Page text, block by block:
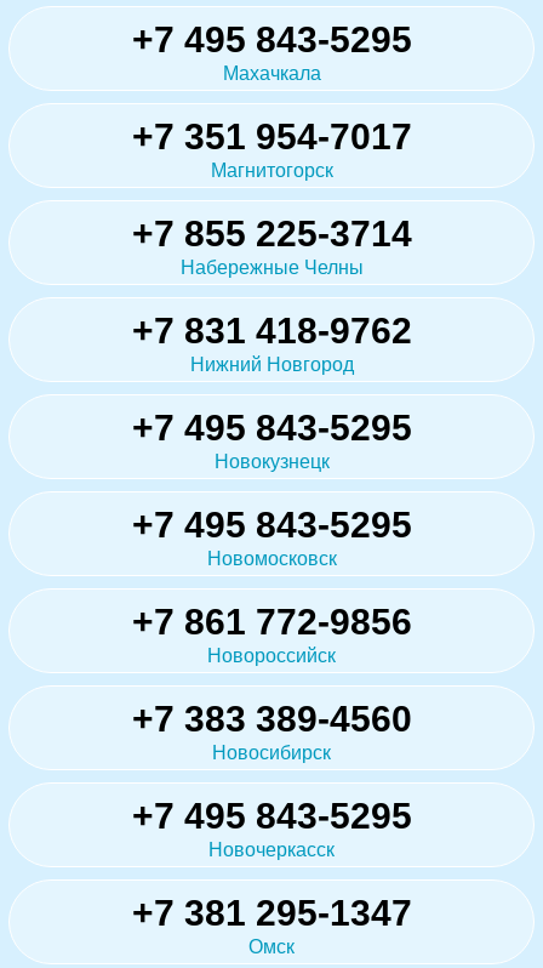
+7 495 843-5295
Махачкала
+7 351 954-7017
Магнитогорск
+7 855 225-3714
Набережные Челны
+7 831 418-9762
Нижний Новгород
+7 495 843-5295
Новокузнецк
+7 495 843-5295
Новомосковск
+7 861 772-9856
Новороссийск
+7 383 389-4560
Новосибирск
+7 495 843-5295
Новочеркасск
+7 381 295-1347
Омск